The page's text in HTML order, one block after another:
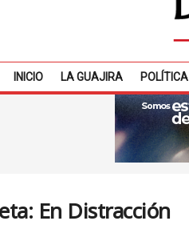
INICIO LA GUAJIRA POLÍTICA
En Distracción